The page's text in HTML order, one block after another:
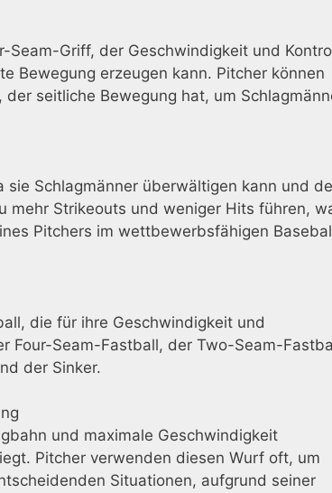
Griff, der Geschwindigkeit und
Bewegung erzeugen kann. Pitcher können
seitliche Bewegung hat, um
Schlagmänner überwältigen kann und
mehr Strikeouts und weniger Hits führen,
Pitchers im wettbewerbsfähigen
die für ihre Geschwindigkeit und
Four-Seam-Fastball, der Two-Seam-
der Sinker.
und maximale Geschwindigkeit
Pitcher verwenden diesen Wurf oft, um
Situationen, aufgrund seiner